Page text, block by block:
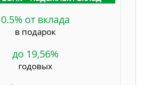
0.5% от вклада
в подарок
до 19,56%
годовых